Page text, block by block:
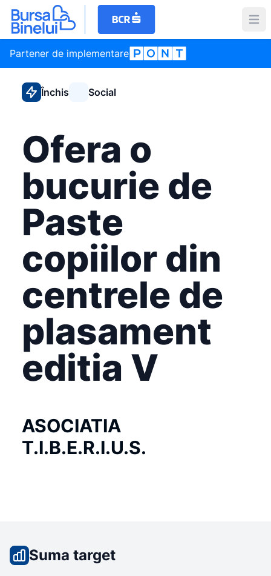
Partener de implementare
Închis Social
Ofera o
bucurie de
Paste
copiilor din
centrele de
plasament
editia V
ASOCIATIA
T.I.B.E.R.I.U.S.
Suma target